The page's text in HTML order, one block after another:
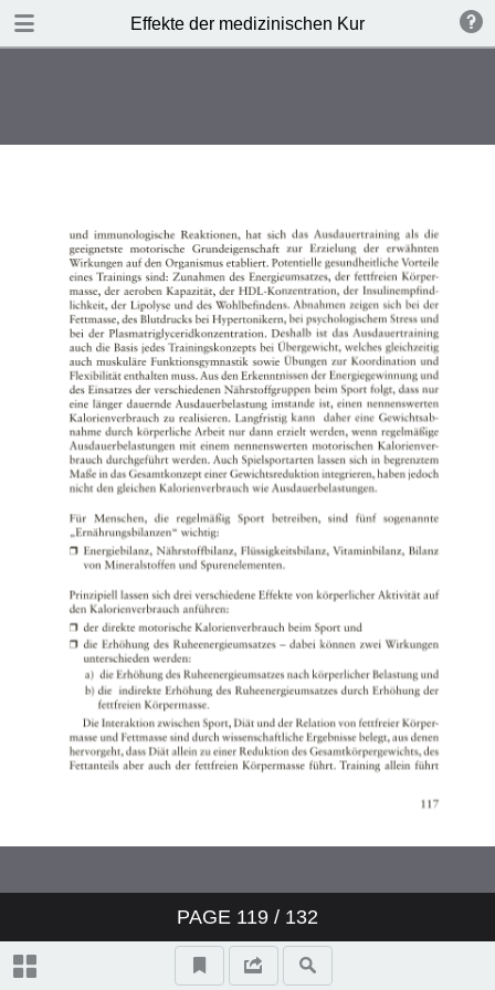
Effekte der medizinischen Kur
PAGE 119 / 132
TABLE OF CONTENTS